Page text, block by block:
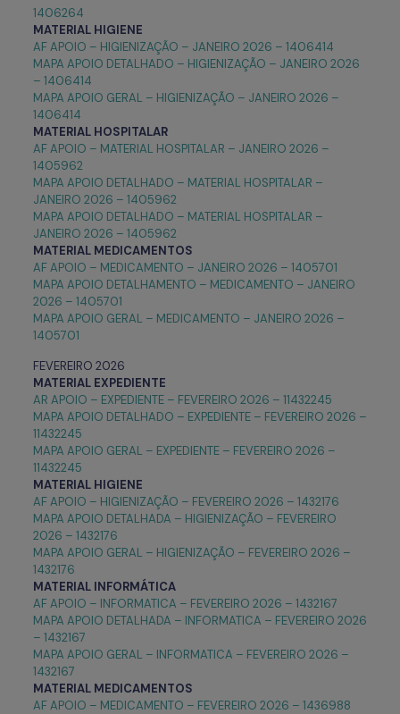
1406264
MATERIAL HIGIENE
AF APOIO – HIGIENIZAÇÃO – JANEIRO 2026 – 1406414
MAPA APOIO DETALHADO – HIGIENIZAÇÃO – JANEIRO 2026
– 1406414
MAPA APOIO GERAL – HIGIENIZAÇÃO – JANEIRO 2026 –
1406414
MATERIAL HOSPITALAR
AF APOIO – MATERIAL HOSPITALAR – JANEIRO 2026 –
1405962
MAPA APOIO DETALHADO – MATERIAL HOSPITALAR –
JANEIRO 2026 – 1405962
MAPA APOIO DETALHADO – MATERIAL HOSPITALAR –
JANEIRO 2026 – 1405962
MATERIAL MEDICAMENTOS
AF APOIO – MEDICAMENTO – JANEIRO 2026 – 1405701
MAPA APOIO DETALHAMENTO – MEDICAMENTO – JANEIRO
2026 – 1405701
MAPA APOIO GERAL – MEDICAMENTO – JANEIRO 2026 –
1405701
FEVEREIRO 2026
MATERIAL EXPEDIENTE
AR APOIO – EXPEDIENTE – FEVEREIRO 2026 – 11432245
MAPA APOIO DETALHADO – EXPEDIENTE – FEVEREIRO 2026 –
11432245
MAPA APOIO GERAL – EXPEDIENTE – FEVEREIRO 2026 –
11432245
MATERIAL HIGIENE
AF APOIO – HIGIENIZAÇÃO – FEVEREIRO 2026 – 1432176
MAPA APOIO DETALHADA – HIGIENIZAÇÃO – FEVEREIRO
2026 – 1432176
MAPA APOIO GERAL – HIGIENIZAÇÃO – FEVEREIRO 2026 –
1432176
MATERIAL INFORMÁTICA
AF APOIO – INFORMATICA – FEVEREIRO 2026 – 1432167
MAPA APOIO DETALHADA – INFORMATICA – FEVEREIRO 2026
– 1432167
MAPA APOIO GERAL – INFORMATICA – FEVEREIRO 2026 –
1432167
MATERIAL MEDICAMENTOS
AF APOIO – MEDICAMENTO – FEVEREIRO 2026 – 1436988